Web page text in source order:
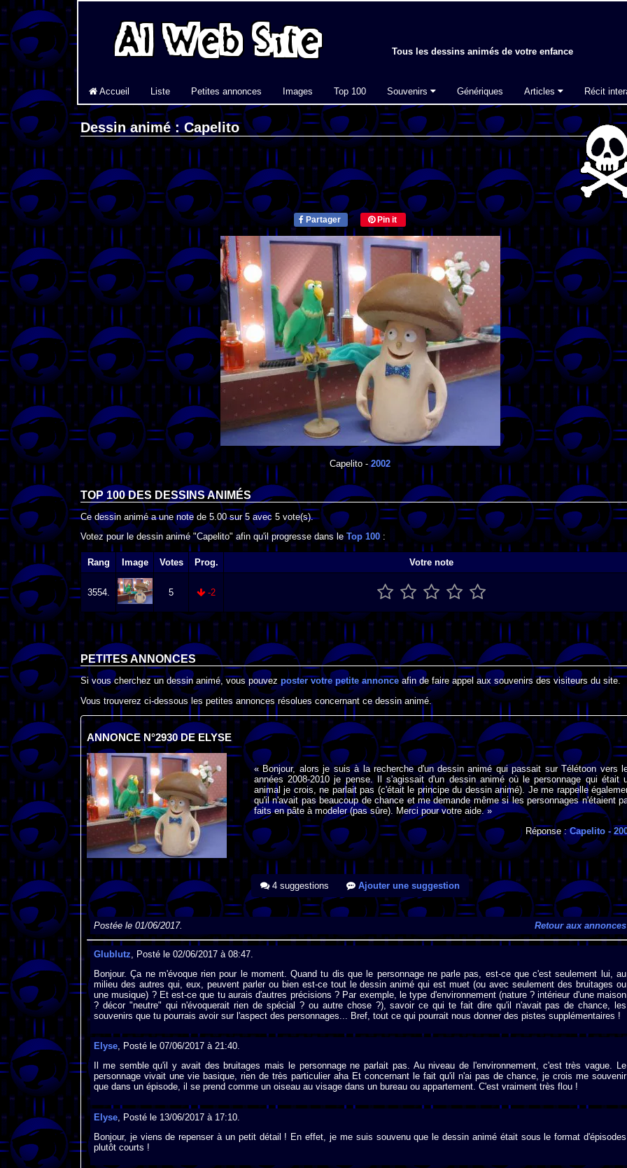
Tous les dessins animés de votre enfance
Accueil Liste Petites annonces Images Top 100 Souvenirs Génériques Articles Récit
Dessin animé : Capelito
Partager Pin it
Capelito-2002
TOP 100 DES DESSINS ANIMÉS
Ce dessin animé a une note de 5.00sur5 avec 5 vote(s).
Votez pour le dessin animé "Capelito" afin qu'il progresse dans leTop 100 :
Rang Image Votes Prog. Votre note
3554. 5 -2
PETITES ANNONCES
Si vous cherchez un dessin animé, vous pouvez poster votre petite annonceafin de faire appel aux souvenirs des visiteurs du site.
Vous trouverez ci-dessous les petites annonces résolues concernant ce dessin animé.
ANNONCE N°2930 DE ELYSE
« Bonjour, alors je suis à la recherche d'un dessin animé qui passait sur Télétoon vers
années 2008-2010 je pense. Il s'agissait d'un dessin animé où le personnage qui était
animal je crois, ne parlait pas (c'était le principe du dessin animé). Je me rappelle
qu'il n'avait pas beaucoup de chance et me demande même si les personnages n'étaient
faits en pâte à modeler (pas sûre). Merci pour votre aide. »
Réponse :Capelito -
4 suggestions Ajouter une suggestion
Postée le 01/06/2017. Retour aux annonces
Glublutz , Posté le 02/06/2017 à 08:47.
Bonjour. Ça ne m'évoque rien pour le moment. Quand tu dis que le personnage ne parle pas, est-ce que c'est seulement lui, au
milieu des autres qui, eux, peuvent parler ou bien est-ce tout le dessin animé qui est muet (ou avec seulement des bruitages ou
une musique) ? Et est-ce que tu aurais d'autres précisions ? Par exemple, le type d'environnement (nature ? intérieur d'une maison
? décor "neutre" qui n'évoquerait rien de spécial ? ou autre chose ?), savoir ce qui te fait dire qu'il n'avait pas de chance, les
souvenirs que tu pourrais avoir sur l'aspect des personnages... Bref, tout ce qui pourrait nous donner des pistes supplémentaires !
Elyse, Posté le 07/06/2017 à 21:40.
Il me semble qu'il y avait des bruitages mais le personnage ne parlait pas. Au niveau de l'environnement, c'est très vague. Le
personnage vivait une vie basique, rien de très particulier aha Et concernant le fait qu'il n'ai pas de chance, je crois me souvenir
que dans un épisode, il se prend comme un oiseau au visage dans un bureau ou appartement. C'est vraiment très flou !
Elyse, Posté le 13/06/2017 à 17:10.
Bonjour, je viens de repenser à un petit détail ! En effet, je me suis souvenu que le dessin animé était sous le format d'épisodes
plutôt courts !